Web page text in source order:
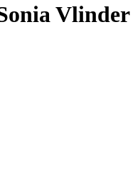
Vlinder